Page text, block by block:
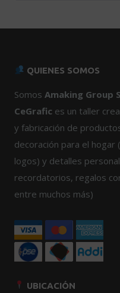
QUIENES SOMOS
Somos Amaking Group
CeGrafic es un taller
y fabricación de
decoración para el
logos) y detalles
recordatorios, regalos
entre muchos más)
UBICACIÓN